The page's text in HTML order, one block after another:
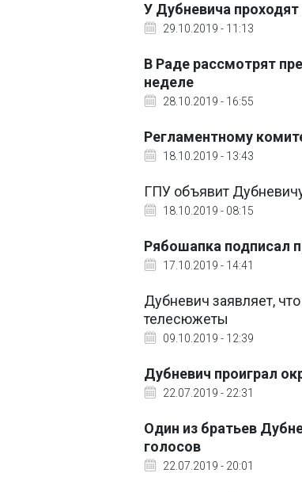
У Дубневича
29.10.2019 - 11:13
В Раде рассмотрят
неделе
28.10.2019 - 16:55
Регламентному
18.10.2019 - 13:43
ГПУ объявит
18.10.2019 - 08:15
Рябошапка подписал
17.10.2019 - 14:41
Дубневич заявляет,
телесюжеты
09.10.2019 - 12:39
Дубневич проиграл
22.07.2019 - 22:31
Один из братьев
голосов
22.07.2019 - 20:01